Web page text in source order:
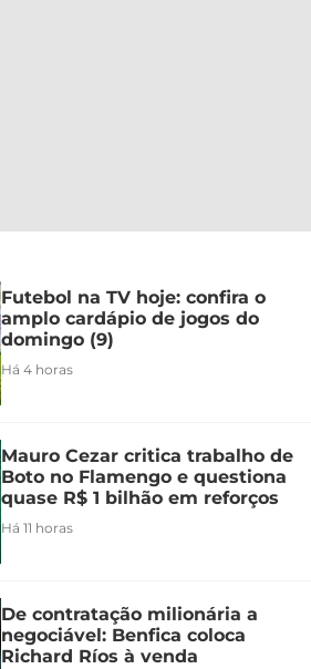
Futebol na TV hoje: confira o
amplo cardápio de jogos do
domingo (9)
Há 4 horas
Mauro Cezar critica trabalho de
Boto no Flamengo e questiona
quase R$ 1 bilhão em reforços
Há 11 horas
De contratação milionária a
negociável: Benfica coloca
Richard Ríos à venda